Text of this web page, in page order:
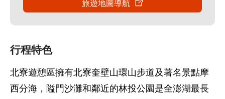
旅遊地圖導航
行程特色
北寮遊憩區擁有北寮奎壁山環山步道及著名景點摩
西分海，隘門沙灘和鄰近的林投公園是全澎湖最長